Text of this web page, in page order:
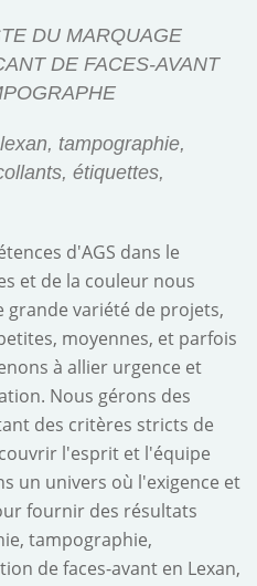
DU MARQUAGE
DE FACES-AVANT
, tampographie,
étiquettes,
d'AGS dans le
et de la couleur nous
variété de projets,
moyennes, et parfois
à allier urgence et
Nous gérons des
des critères stricts de
l'esprit et l'équipe
un univers où l'exigence et
fournir des résultats
tampographie,
de faces-avant en Lexan,